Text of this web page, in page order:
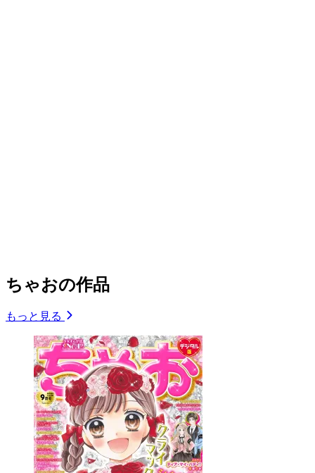
ちゃおの作品
もっと見る